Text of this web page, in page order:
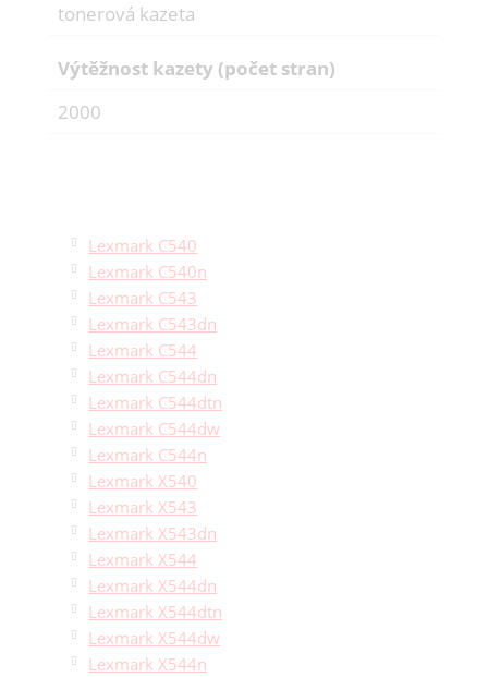
tonerová kazeta
Výtěžnost kazety (počet stran)
2000
Lexmark C540
Lexmark C540n
Lexmark C543
Lexmark C543dn
Lexmark C544
Lexmark C544dn
Lexmark C544dtn
Lexmark C544dw
Lexmark C544n
Lexmark X540
Lexmark X543
Lexmark X543dn
Lexmark X544
Lexmark X544dn
Lexmark X544dtn
Lexmark X544dw
Lexmark X544n